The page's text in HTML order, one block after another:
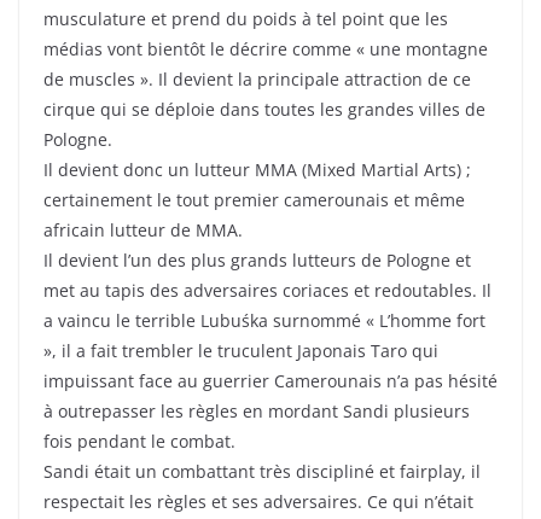
musculature et prend du poids à tel point que les
médias vont bientôt le décrire comme « une montagne
de muscles ». Il devient la principale attraction de ce
cirque qui se déploie dans toutes les grandes villes de
Pologne.
Il devient donc un lutteur MMA (Mixed Martial Arts) ;
certainement le tout premier camerounais et même
africain lutteur de MMA.
Il devient l’un des plus grands lutteurs de Pologne et
met au tapis des adversaires coriaces et redoutables. Il
a vaincu le terrible Lubuśka surnommé « L’homme fort
», il a fait trembler le truculent Japonais Taro qui
impuissant face au guerrier Camerounais n’a pas hésité
à outrepasser les règles en mordant Sandi plusieurs
fois pendant le combat.
Sandi était un combattant très discipliné et fairplay, il
respectait les règles et ses adversaires. Ce qui n’était